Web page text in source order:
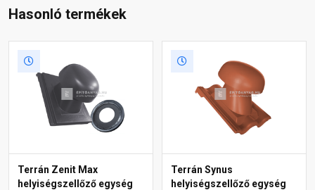
Hasonló termékek
Terrán Zenit Max
helyiségszellőző egység
Terrán Synus
helyiségszellőző egység